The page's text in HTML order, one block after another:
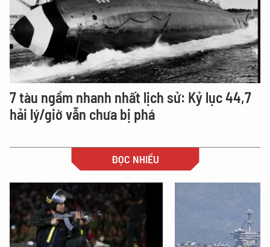
7 tàu ngầm nhanh nhất lịch sử: Kỷ lục 44,7
hải lý/giờ vẫn chưa bị phá
ĐỌC NHIỀU